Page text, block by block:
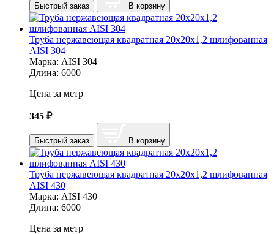
Быстрый заказ В корзину
Труба нержавеющая квадратная 20х20х1,2 шлифованная
AISI 304
Марка: AISI 304
Длина: 6000
Цена за метр
345 ₽
Быстрый заказ В корзину
Труба нержавеющая квадратная 20х20х1,2 шлифованная
AISI 430
Марка: AISI 430
Длина: 6000
Цена за метр